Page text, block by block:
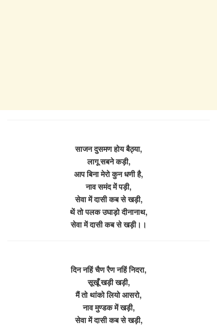
साजन दुसमण होय बैठ्या,
लागू सबने कड़ी,
आप बिना मेरो कुन धणी है,
नाव समंद में पड़ी,
सेवा में दासी कब से खड़ी,
थें तो पलक उघाड़ो दीनानाथ,
सेवा में दासी कब से खड़ी।।
दिन नहिं चैण रैण नहिं निदरा,
सूखूँ खड़ी खड़ी,
मैं तो थांको लियो आसरो,
नाव मुण्डक में खड़ी,
सेवा में दासी कब से खड़ी,